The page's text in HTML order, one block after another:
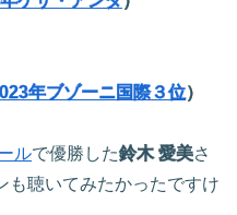
年ブゾーニ国際３位）
ルで優勝した鈴木 愛美さ
も聴いてみたかったですけ